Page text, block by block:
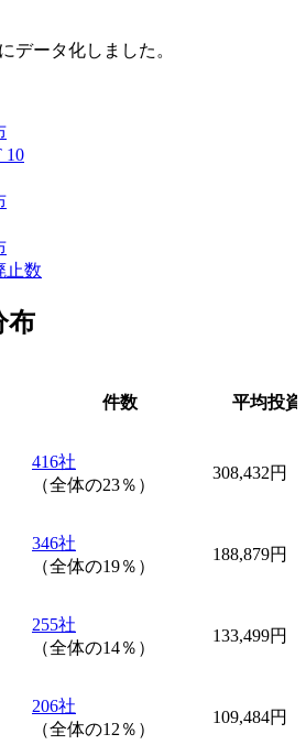
データ化しました。
10
止数
布
件数 平均投
416社
（全体の23％）
308,432円
346社
（全体の19％）
188,879円
255社
（全体の14％）
133,499円
206社
（全体の12％）
109,484円